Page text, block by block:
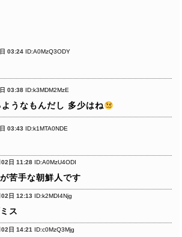
03:24 ID:A0MzQ3ODY
03:38 ID:k3MDM2MzE
うなもんだし 多少はね
03:43 ID:k1MTA0NDE
日 11:28 ID:A0MzU4ODI
苦手な朝鮮人です
日 12:13 ID:k2MDI4Njg
ス
日 14:21 ID:c0MzQ3Mjg